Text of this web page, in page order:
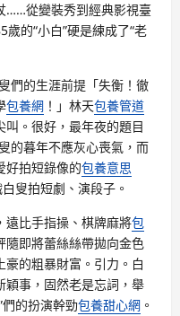
……從變裝秀到經典影視臺
的“小白”硬是練成了“老
們的生涯前提「失衡！徹
包養網 ！」林天包養管道
。很好，最年夜的題目
的暮年不應灰心喪氣，而
好拍短錄像的包養意思
叟拍短劇、演段子。
遠比手指操、棋牌麻將包
隨即將蕾絲絲帶拋向金色
的粗暴財富。引力。白
穎事，固然老是忘詞，舉
的扮演幹勁包養甜心網 。